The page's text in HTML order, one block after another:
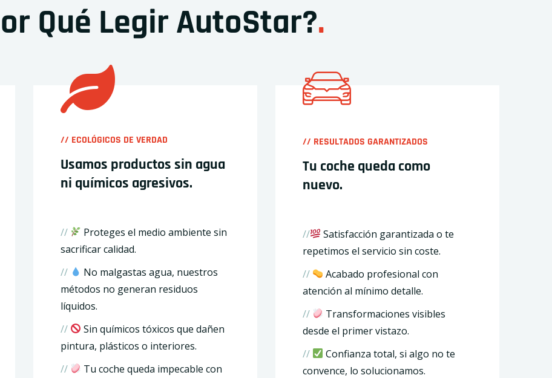
Qué Legir AutoStar?.
// ECOLÓGICOS DE VERDAD
Usamos productos sin agua
ni químicos agresivos.
//
Proteges el medio ambiente sin
sacrificar calidad.
//
No malgastas agua, nuestros
métodos no generan residuos
líquidos.
//
Sin químicos tóxicos que dañen
pintura, plásticos o interiores.
//
Tu coche queda impecable con
// RESULTADOS GARANTIZADOS
Tu coche queda como
nuevo.
//
Satisfacción garantizada o te
repetimos el servicio sin coste.
//
Acabado profesional con
atención al mínimo detalle.
//
Transformaciones visibles
desde el primer vistazo.
//
Confianza total, si algo no te
convence, lo solucionamos.